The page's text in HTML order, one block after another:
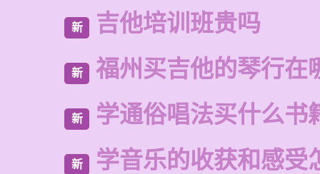
新 吉他培训班贵吗
新 福州买吉他的琴行在
新 学通俗唱法买什么书
新 学音乐的收获和感受